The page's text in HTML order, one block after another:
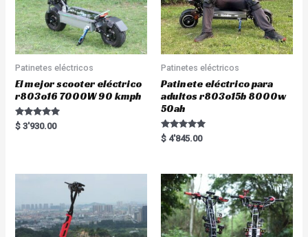
Patinetes eléctricos
El mejor scooter eléctrico
r803o16 7000W 90 kmph
Rated
5.00
$ 3'930.00
Patinetes eléctricos
Patinete eléctrico para
adultos r803o15b 8000w
50ah
Rated
5.00
$ 4'845.00